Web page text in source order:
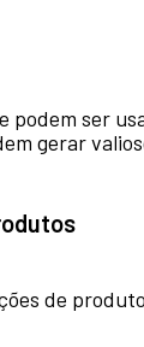
ser
gerar
de